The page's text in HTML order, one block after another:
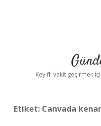
Keyifli vakit geçirmek
Etiket: Canvada